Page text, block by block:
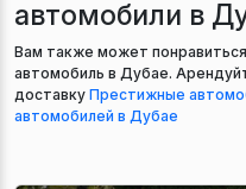
автомобили в
Вам также может
автомобиль в Дубае.
доставку Престижные
автомобилей в Дубае